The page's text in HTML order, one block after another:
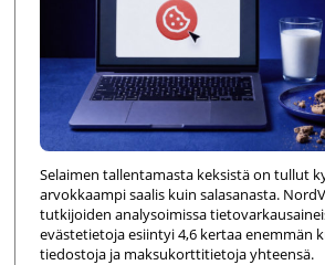
Selaimen tallentamasta keksistä on tullut
arvokkaampi saalis kuin salasanasta.
tutkijoiden analysoimissa
evästetietoja esiintyi 4,6 kertaa enemmän
tiedostoja ja maksukorttitietoja yhteensä.